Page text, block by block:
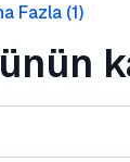
Fazla(1)